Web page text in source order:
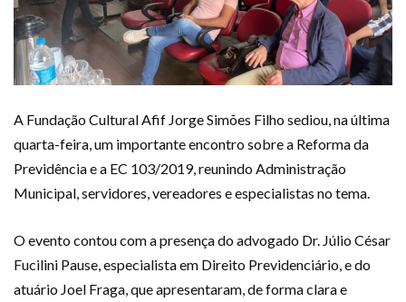
A Fundação Cultural Afif Jorge Simões Filho sediou, na última
quarta-feira, um importante encontro sobre a Reforma da
Previdência e a EC 103/2019, reunindo Administração
Municipal, servidores, vereadores e especialistas no tema.
O evento contou com a presença do advogado Dr. Júlio César
Fucilini Pause, especialista em Direito Previdenciário, e do
atuário Joel Fraga, que apresentaram, de forma clara e